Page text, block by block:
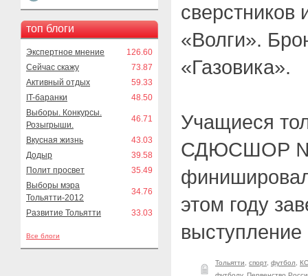
топ блоги
Экспертное мнение
126.60
Сейчас скажу
73.87
Активный отдых
59.33
IT-баранки
48.50
Выборы. Конкурсы.
Розыгрыши.
46.71
Вкусная жизнь
43.03
Додыр
39.58
Полит просвет
35.49
Выборы мэра
Тольятти-2012
34.76
Развитие Тольятти 33.03
Все блоги
сверстников
«Волги».
«Газовика».
Учащиеся
СДЮСШОР
этом году
Тольятти спорт, футбол